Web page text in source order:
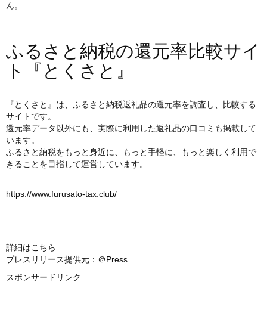
ん。
ふるさと納税の還元率比較サイ
ト『とくさと』
『とくさと』は、ふるさと納税返礼品の還元率を調査し、比較する
サイトです。
還元率データ以外にも、実際に利用した返礼品の口コミも掲載して
います。
ふるさと納税をもっと身近に、もっと手軽に、もっと楽しく利用で
きることを目指して運営しています。
https://www.furusato-tax.club/
詳細はこちら
プレスリリース提供元：＠Press
スポンサードリンク